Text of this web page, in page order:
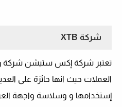
شركة XTB
تعتبر شركة إكس ستيشن شركة
العملات حيث انها حائزة على
إستخدامها و وسلاسة واجهة